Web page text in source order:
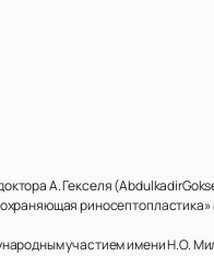
А. Гекселя
участием имени Н.О.